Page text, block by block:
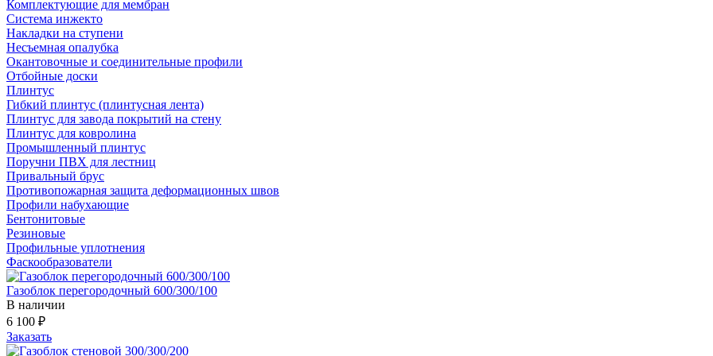
Комплектующие для мембран
Система инжекто
Накладки на ступени
Несъемная опалубка
Окантовочные и соединительные профили
Отбойные доски
Плинтус
Гибкий плинтус (плинтусная лента)
Плинтус для завода покрытий на стену
Плинтус для ковролина
Промышленный плинтус
Поручни ПВХ для лестниц
Привальный брус
Противопожарная защита деформационных швов
Профили набухающие
Бентонитовые
Резиновые
Профильные уплотнения
Фаскообразователи
Газоблок перегородочный 600/300/100
В наличии
6 100 ₽
Заказать